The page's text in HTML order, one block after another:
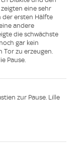
eine sehr
der ersten Hälfte
andere
die schwächste
gar kein
Tor zu erzeugen.
Pause.
zur Pause. Lille